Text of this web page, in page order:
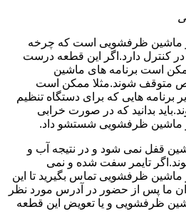
ماشین ظرفشویی است که چرخه
کنترل دارد.اگر این قطعه درست
است برنامه های ماشین
متوقف شوند.مثلا ممکن است
هایی که برای دستگاه تنظیم
بدانید که در صورت خرابی
ماشین ظرفشویی شستشو داد.
قفل نمی شود و در نتیجه آب و
تایمر سفت شده و نمی
ماشین ظرفشویی تماس بگیرید تا این
ما پس از حضور در آدرس مورد نظر
ظرفشویی و یا تعویض این قطعه